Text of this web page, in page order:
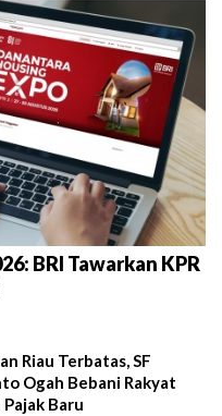
BRI Tawarkan KPR
Riau Terbatas, SF
Ogah Bebani Rakyat
Baru